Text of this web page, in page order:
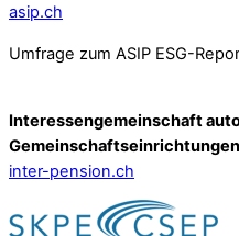
asip.ch
Umfrage zum ASIP ESG-
Interessengemeinschaft
Gemeinschafts­einrichtungen
inter-pension.ch